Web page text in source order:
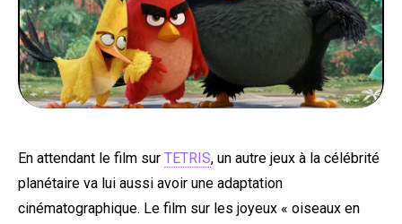
BONS PLANS
SOUTENEZ KULTT
En attendant le film sur TETRIS, un autre jeux à la célébrité
planétaire va lui aussi avoir une adaptation
cinématographique. Le film sur les joyeux « oiseaux en